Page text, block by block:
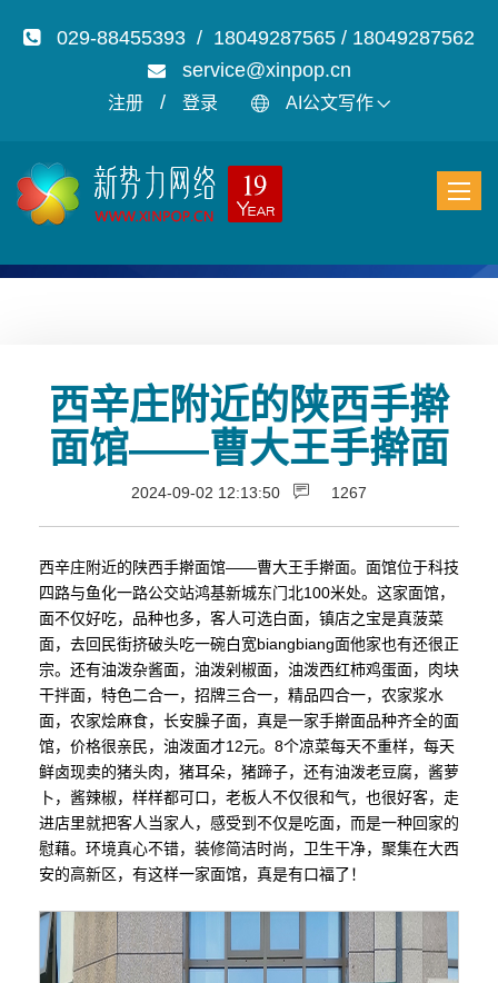
029-88455393 / 18049287565 / 18049287562
service@xinpop.cn
注册 / 登录 AI公文写作
西辛庄附近的陕西手擀
面馆——曹大王手擀面
2024-09-02 12:13:50 1267
西辛庄附近的陕西手擀面馆——曹大王手擀面。面馆位于科技
四路与鱼化一路公交站鸿基新城东门北100米处。这家面馆，
面不仅好吃，品种也多，客人可选白面，镇店之宝是真菠菜
面，去回民街挤破头吃一碗白宽biangbiang面他家也有还很正
宗。还有油泼杂酱面，油泼剁椒面，油泼西红柿鸡蛋面，肉块
干拌面，特色二合一，招牌三合一，精品四合一，农家浆水
面，农家烩麻食，长安臊子面，真是一家手擀面品种齐全的面
馆，价格很亲民，油泼面才12元。8个凉菜每天不重样，每天
鲜卤现卖的猪头肉，猪耳朵，猪蹄子，还有油泼老豆腐，酱萝
卜，酱辣椒，样样都可口，老板人不仅很和气，也很好客，走
进店里就把客人当家人，感受到不仅是吃面，而是一种回家的
慰藉。环境真心不错，装修简洁时尚，卫生干净，聚集在大西
安的高新区，有这样一家面馆，真是有口福了！